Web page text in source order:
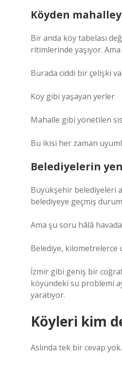
Köyden
Bir anda köy tabelası
ritimlerinde yaşıyor.
Burada ciddi bir çelişki
Köy gibi yaşayan yerler
Mahalle gibi yönetilen
Bu ikisi her zaman
Belediyelerin
Büyükşehir belediyeleri
belediyeye geçmiş
Ama şu soru hâlâ
Belediye, kilometrelerce
İzmir gibi geniş bir
köyündeki su problemi
yaratıyor.
Köyleri kim
Aslında tek bir cevap